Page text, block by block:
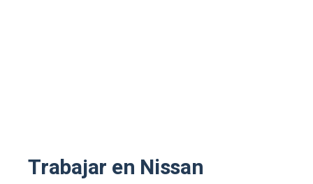
Trabajar en Nissan